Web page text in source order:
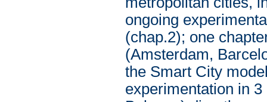
ongoing
(chap.2); one
(Amsterdam,
the Smart City
experimentation in